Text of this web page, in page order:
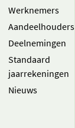
Werknemers
Aandeelhouders
Deelnemingen
Standaard
jaarrekeningen
Nieuws